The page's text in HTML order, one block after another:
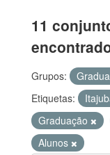
11
Grupos:
Etiquetas:
Graduação
Alunos